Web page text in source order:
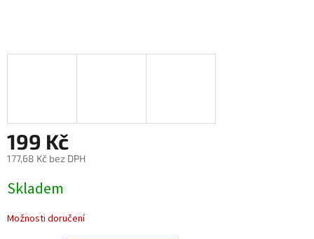
199 Kč
177,68 Kč bez DPH
cena:
Skladem
Možnosti doručení